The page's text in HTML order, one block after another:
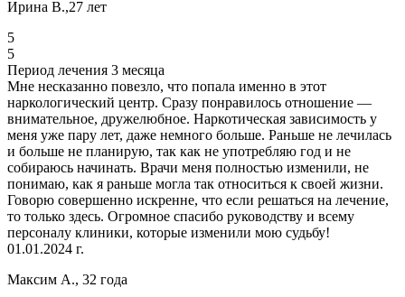
Ирина В.,27 лет
5
5
Период лечения 3 месяца
Мне несказанно повезло, что попала именно в этот
наркологический центр. Сразу понравилось отношение —
внимательное, дружелюбное. Наркотическая зависимость у
меня уже пару лет, даже немного больше. Раньше не лечилась
и больше не планирую, так как не употребляю год и не
собираюсь начинать. Врачи меня полностью изменили, не
понимаю, как я раньше могла так относиться к своей жизни.
Говорю совершенно искренне, что если решаться на лечение,
то только здесь. Огромное спасибо руководству и всему
персоналу клиники, которые изменили мою судьбу!
01.01.2024 г.
Максим А., 32 года